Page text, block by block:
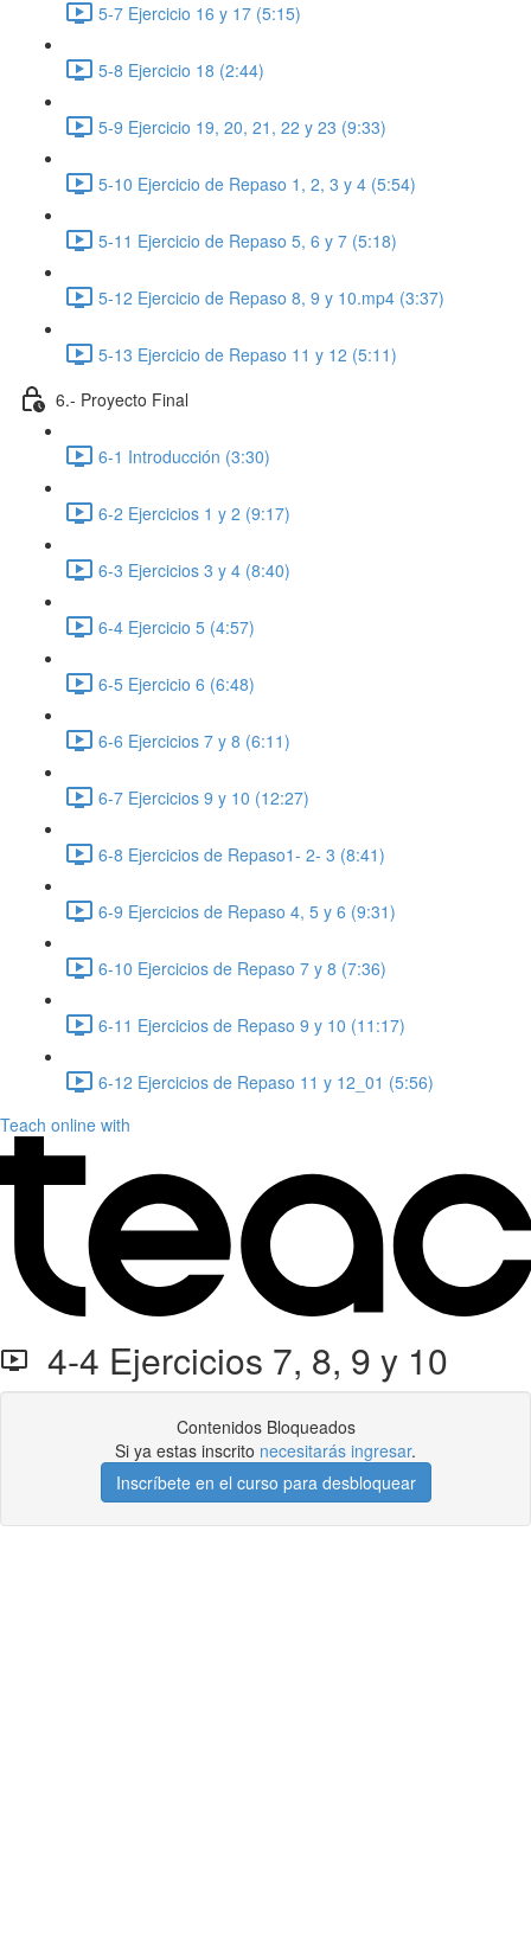
5-7 Ejercicio 16 y 17 (5:15)
5-8 Ejercicio 18 (2:44)
5-9 Ejercicio 19, 20, 21, 22 y 23 (9:33)
5-10 Ejercicio de Repaso 1, 2, 3 y 4 (5:54)
5-11 Ejercicio de Repaso 5, 6 y 7 (5:18)
5-12 Ejercicio de Repaso 8, 9 y 10.mp4 (3:37)
5-13 Ejercicio de Repaso 11 y 12 (5:11)
6.- Proyecto Final
6-1 Introducción (3:30)
6-2 Ejercicios 1 y 2 (9:17)
6-3 Ejercicios 3 y 4 (8:40)
6-4 Ejercicio 5 (4:57)
6-5 Ejercicio 6 (6:48)
6-6 Ejercicios 7 y 8 (6:11)
6-7 Ejercicios 9 y 10 (12:27)
6-8 Ejercicios de Repaso1- 2- 3 (8:41)
6-9 Ejercicios de Repaso 4, 5 y 6 (9:31)
6-10 Ejercicios de Repaso 7 y 8 (7:36)
6-11 Ejercicios de Repaso 9 y 10 (11:17)
6-12 Ejercicios de Repaso 11 y 12_01 (5:56)
Teach online with
4-4 Ejercicios 7, 8, 9 y 10
Contenidos Bloqueados
Si ya estas inscrito necesitarás ingresar.
Inscríbete en el curso para desbloquear